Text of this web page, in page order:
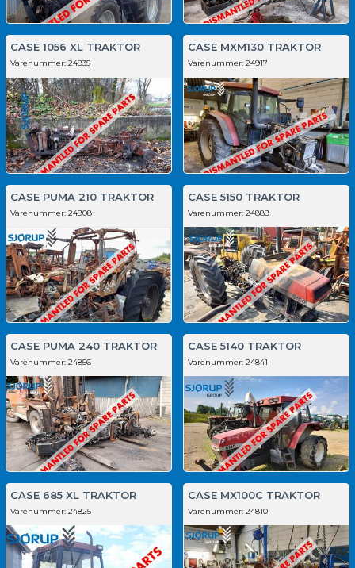
CASE 1056 XL TRAKTOR
Varenummer: 24935
CASE MXM130 TRAKTOR
Varenummer: 24917
CASE PUMA 210 TRAKTOR
Varenummer: 24908
CASE 5150 TRAKTOR
Varenummer: 24889
CASE PUMA 240 TRAKTOR
Varenummer: 24856
CASE 5140 TRAKTOR
Varenummer: 24841
CASE 685 XL TRAKTOR
Varenummer: 24825
CASE MX100C TRAKTOR
Varenummer: 24810